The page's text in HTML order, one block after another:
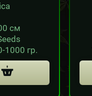
см
1000 гр.